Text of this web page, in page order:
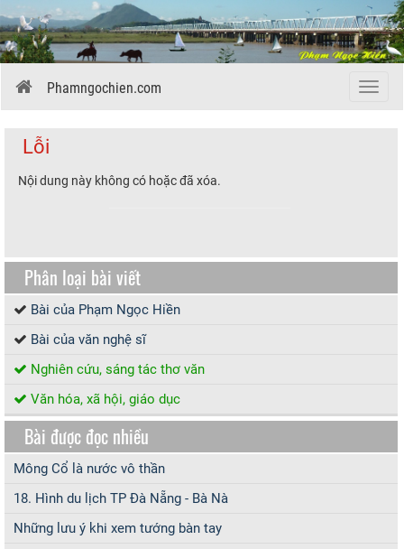
Menu
Phamngochien.com
Lỗi
Nội dung này không có hoặc đã xóa.
Phân loại bài viết
Bài của Phạm Ngọc Hiền
Bài của văn nghệ sĩ
Nghiên cứu, sáng tác thơ văn
Văn hóa, xã hội, giáo dục
Bài được đọc nhiều
Mông Cổ là nước vô thần
18. Hình du lịch TP Đà Nẵng - Bà Nà
Những lưu ý khi xem tướng bàn tay